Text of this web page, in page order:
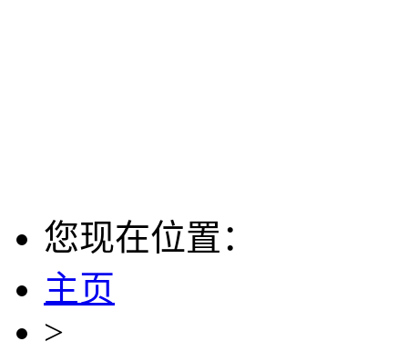
您现在位置：
主页
>